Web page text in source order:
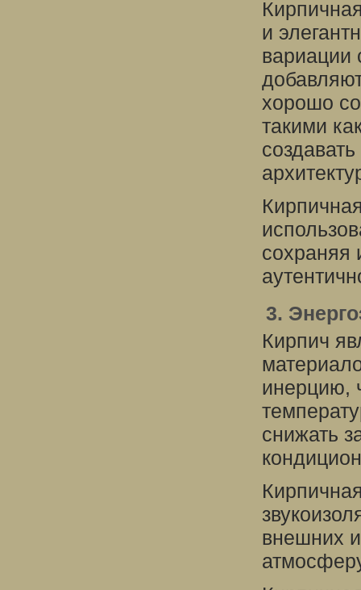
и
вариации
хорошо
такими
сохраняя
3.
Кирпич
инерцию,
снижать
внешних